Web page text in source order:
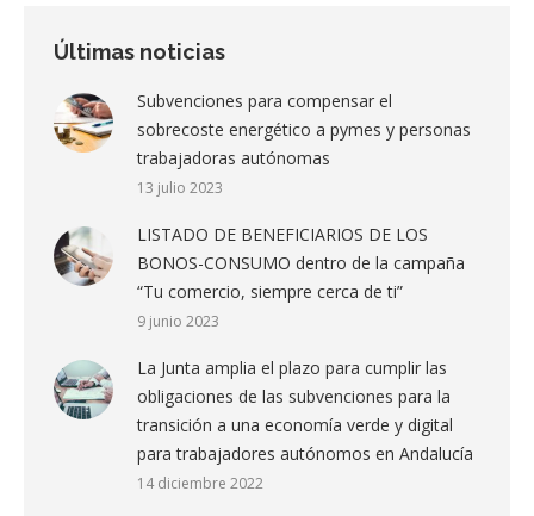
Últimas noticias
Subvenciones para compensar el
sobrecoste energético a pymes y personas
trabajadoras autónomas
13 julio 2023
LISTADO DE BENEFICIARIOS DE LOS
BONOS-CONSUMO dentro de la campaña
“Tu comercio, siempre cerca de ti”
9 junio 2023
La Junta amplia el plazo para cumplir las
obligaciones de las subvenciones para la
transición a una economía verde y digital
para trabajadores autónomos en Andalucía
14 diciembre 2022